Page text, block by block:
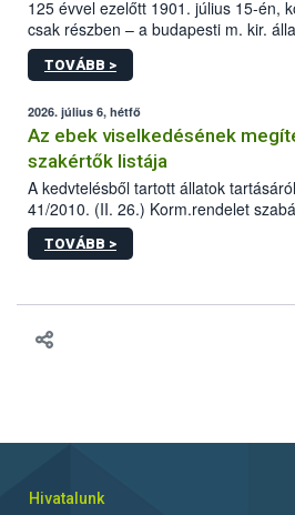
125 évvel ezelőtt 1901. július 15-én,
csak részben – a budapesti m. kir.
állomás a Kis Rókus utca 15. szám
tervezett új épületébe.
TOVÁBB >
2026. július 6, hétfő
Az ebek viselkedésének
szakértők listája
A kedvtelésből tartott állatok
41/2010. (II. 26.) Korm.rendelet
sérülés, illetve ennek veszélye
hatósági feladatokat, valamint a
TOVÁBB >
Hivatalunk